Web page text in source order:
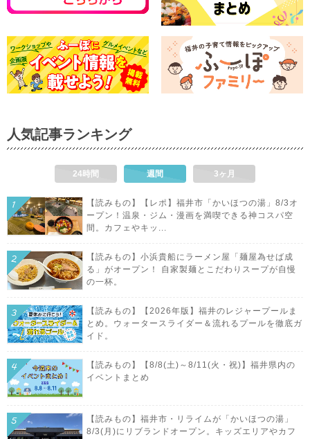
人気記事ランキング
24時間 週間 3ヶ月
【読みもの】【レポ】福井市「かいほつの湯」8/3オ
ープン！温泉・ジム・漫画を満喫できる神コスパ空
間。カフェやキッ...
【読みもの】小浜貴船にラーメン屋「麺屋為せば成
る」がオープン！ 自家製麺とこだわりスープが自慢
の一杯。
【読みもの】【2026年版】福井のレジャープールま
とめ。ウォータースライダー＆流れるプールを徹底ガ
イド。
【読みもの】【8/8(土)～8/11(火・祝)】福井県内の
イベントまとめ
【読みもの】福井市・リライムが「かいほつの湯」
8/3(月)にリブランドオープン。キッズエリアやカフ